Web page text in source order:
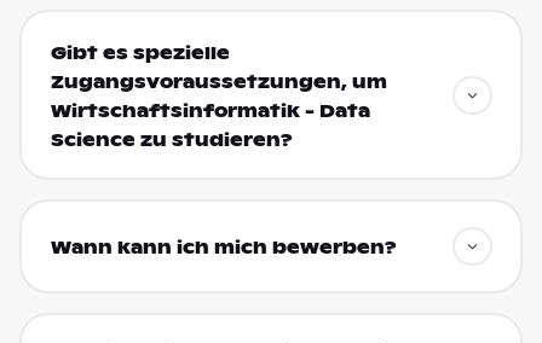
Gibt es spezielle
Zugangsvoraussetzungen, um
Wirtschaftsinformatik - Data
Science zu studieren?
Wann kann ich mich bewerben?